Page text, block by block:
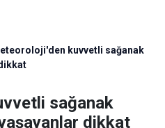
kuvvetli sağanak
sağanak
dikkat